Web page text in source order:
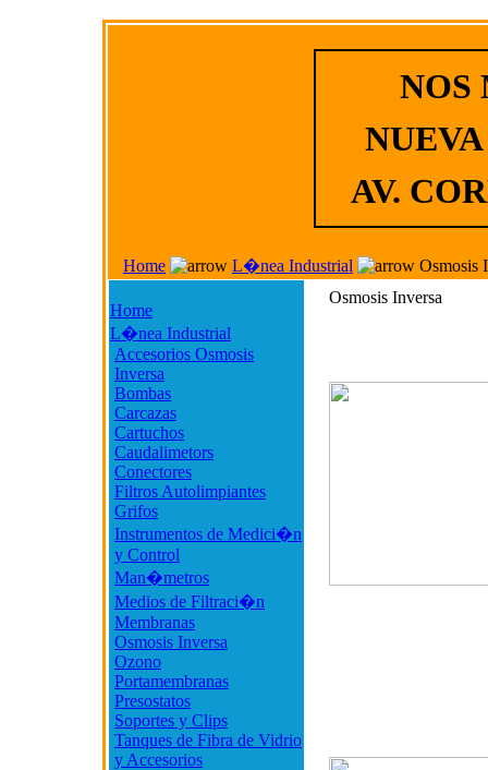
NOS
AV.
Home L�nea Industrial Osmosis
Home
L�nea Industrial
Accesorios Osmosis
Inversa
Bombas
Carcazas
Cartuchos
Caudalimetors
Conectores
Filtros Autolimpiantes
Grifos
Instrumentos de Medici�n
y Control
Man�metros
Medios de Filtraci�n
Membranas
Osmosis Inversa
Ozono
Portamembranas
Presostatos
Soportes y Clips
Tanques de Fibra de Vidrio
y Accesorios
Osmosis Inversa